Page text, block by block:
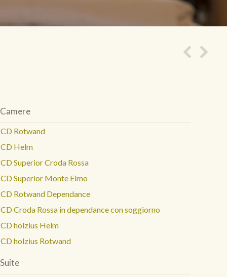
Camere
CD Rotwand
CD Helm
CD Superior Croda Rossa
CD Superior Monte Elmo
CD Rotwand Dependance
CD Croda Rossa in dependance con soggiorno
CD holzius Helm
CD holzius Rotwand
Suite